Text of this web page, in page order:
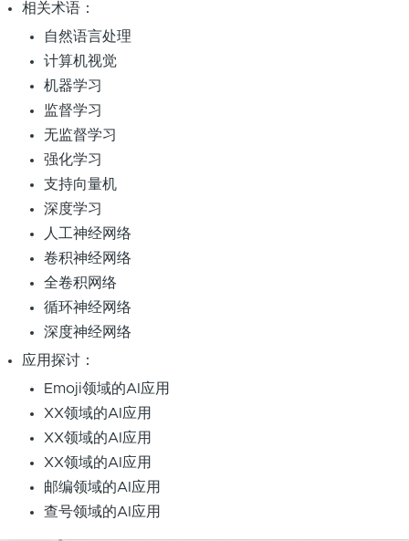
相关术语：
自然语言处理
计算机视觉
机器学习
监督学习
无监督学习
强化学习
支持向量机
深度学习
人工神经网络
卷积神经网络
全卷积网络
循环神经网络
深度神经网络
应用探讨：
Emoji领域的AI应用
XX领域的AI应用
XX领域的AI应用
XX领域的AI应用
邮编领域的AI应用
查号领域的AI应用